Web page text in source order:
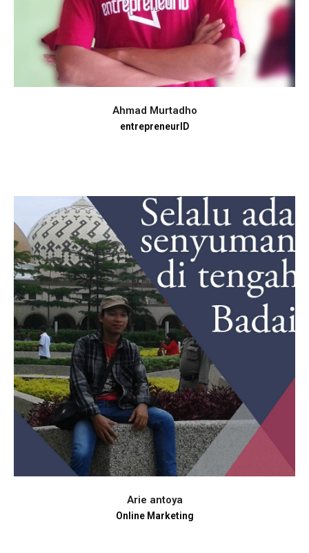
Ahmad Murtadho
entrepreneurID
Arie antoya
Online Marketing